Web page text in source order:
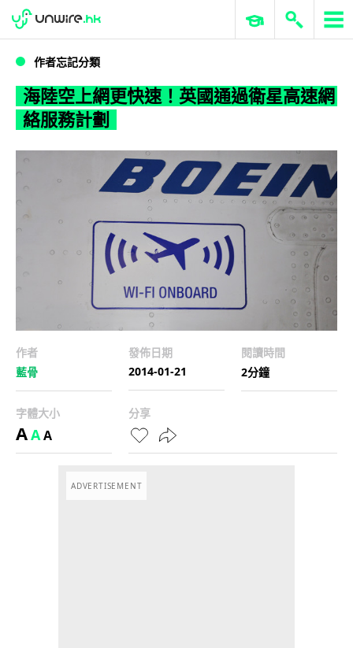
WWDC 2026 ERP 與商業 AI
作者忘記分類
海陸空上網更快速！英國通過衛星高速網
絡服務計劃
作者
藍骨
發佈日期
2014-01-21
閱讀時間
2分鐘
字體大小
AAA
分享
ADVERTISEMENT